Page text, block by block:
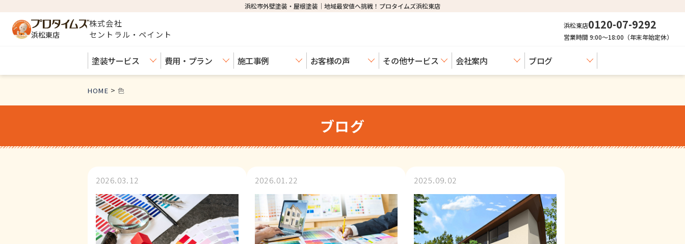
浜松市外壁塗装・屋根塗装│地域最安値へ挑戦！プロタイムズ浜松東店
浜松東店
株式会社
セントラル・ペイント
浜松東店0120-07-9292
営業時間 9:00〜18:00（年末年始定休）
塗装サービス 費用・プラン 施工事例 お客様の声 その他サービス 会社案内 ブログ
HOME >色
ブログ
2026.03.12 2026.01.22 2025.09.02